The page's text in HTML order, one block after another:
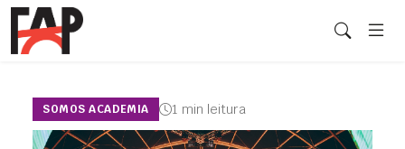
SOMOS ACADEMIA 1 min leitura